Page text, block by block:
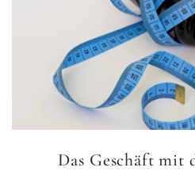
Das Geschäft